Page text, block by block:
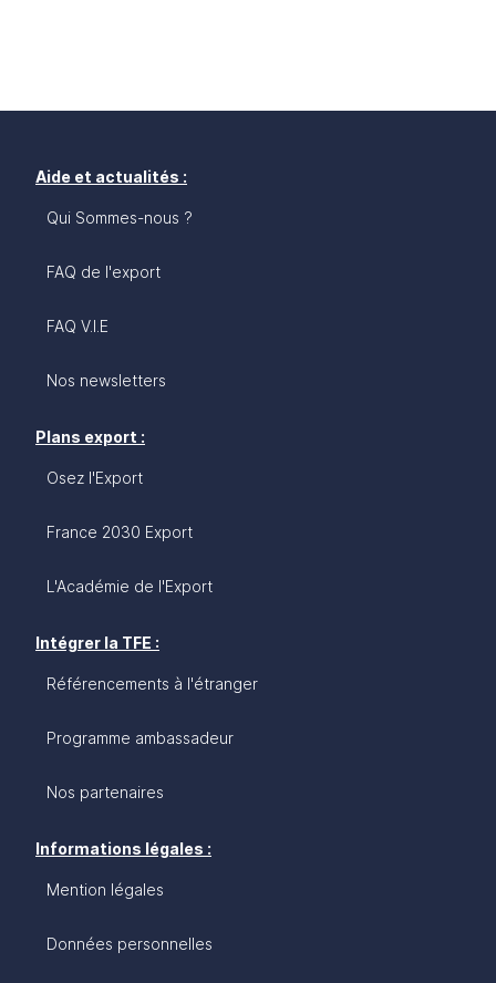
Aide et actualités :
Qui Sommes-nous ?
FAQ de l'export
FAQ V.I.E
Nos newsletters
Plans export :
Osez l'Export
France 2030 Export
L'Académie de l'Export
Intégrer la TFE :
Référencements à l'étranger
Programme ambassadeur
Nos partenaires
Informations légales :
Mention légales
Données personnelles